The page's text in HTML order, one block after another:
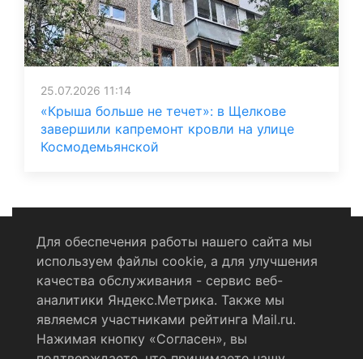
25.07.2026 11:14
«Крыша больше не течет»: в Щелкове
завершили капремонт кровли на улице
Космодемьянской
Политика конфиденциальности
Согласие на обработку персональных данных
RSS-лента
Для обеспечения работы нашего сайта мы
используем файлы cookie, а для улучшения
качества обслуживания - сервис веб-
аналитики Яндекс.Метрика. Также мы
являемся участниками рейтинга Mail.ru.
Нажимая кнопку «Согласен», вы